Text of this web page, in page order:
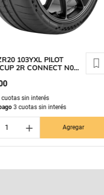
103YXL PILOT
2R CONNECT N0
cuotas sin interés
3 cuotas sin interés
＋ Agregar